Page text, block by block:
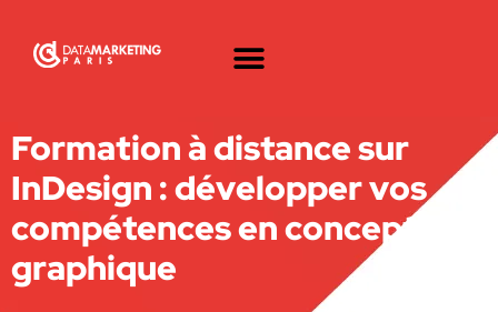
Formation à distance sur
InDesign : développer vos
compétences en conception
graphique